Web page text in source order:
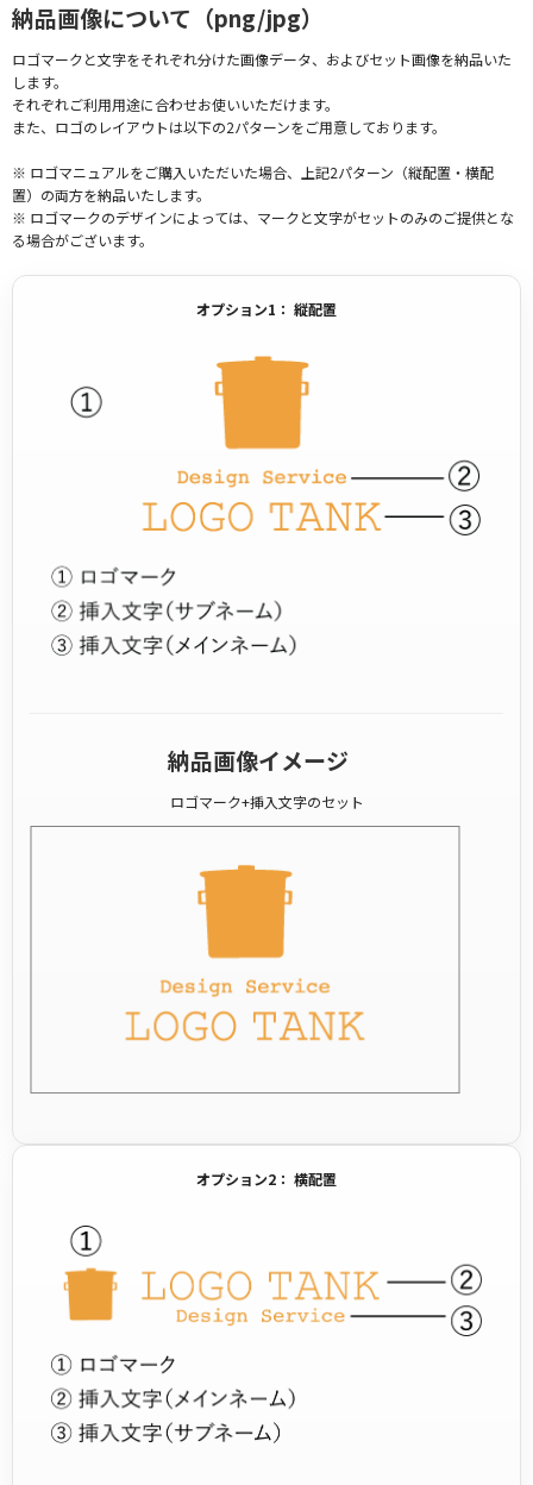
納品画像について（png/jpg）
ロゴマークと文字をそれぞれ分けた画像データ、およびセット画像を納品いた
します。
それぞれご利用用途に合わせお使いいただけます。
また、ロゴのレイアウトは以下の2パターンをご用意しております。
※ ロゴマニュアルをご購入いただいた場合、上記2パターン（縦配置・横配
置）の両方を納品いたします。
※ ロゴマークのデザインによっては、マークと文字がセットのみのご提供とな
る場合がございます。
オプション1： 縦配置
納品画像イメージ
ロゴマーク+挿入文字のセット
オプション2： 横配置